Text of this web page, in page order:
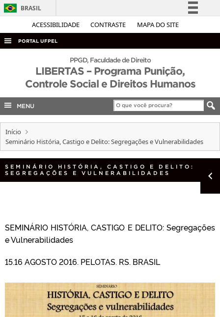
ACESSIBILIDADE CONTRASTE MAPA DO SITE
BRASIL
Simplifique!
Acesso à informação
Legislação
Canais
PORTAL UFPEL
ACESSO À INFORMAÇÃO
AUDITORIA
CONCURSOS
EDITAIS
INTERNACIONAL
OUVIDORIA
PORTARIAS
PPGD, Faculdade de Direito
LIBERTAS – Programa Punição,
Controle Social e Direitos Humanos
MENU
Início
Seminário História, Castigo e Delito: Segregações e Vulnerabilidades
SEMINÁRIO HISTÓRIA, CASTIGO E DELITO:
SEGREGAÇÕES E VULNERABILIDADES
SEMINÁRIO HISTÓRIA, CASTIGO E DELITO: Segregações
e Vulnerabilidades
15.16 AGOSTO 2016. PELOTAS. RS. BRASIL